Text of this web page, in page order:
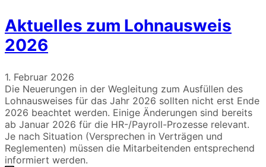
Aktuelles zum Lohnausweis
2026
1. Februar 2026
Die Neuerungen in der Wegleitung zum Ausfüllen des
Lohnausweises für das Jahr 2026 sollten nicht erst Ende
2026 beachtet werden. Einige Änderungen sind bereits
ab Januar 2026 für die HR-/Payroll-Prozesse relevant.
Je nach Situation (Versprechen in Verträgen und
Reglementen) müssen die Mitarbeitenden entsprechend
informiert werden.